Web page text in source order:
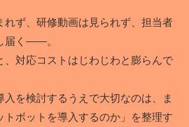
れず、研修動画は見られず、担当者
届く――。
、対応コストはじわじわと膨らんで
を検討するうえで大切なのは、ま
トボットを導入するのか」を整理す